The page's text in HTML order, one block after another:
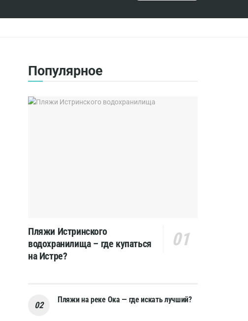
Популярное
Пляжи Истринского
водохранилища – где купаться
на Истре?
Пляжи на реке Ока — где искать лучший?